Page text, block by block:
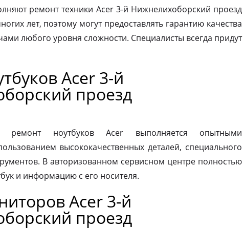
ремонт техники Acer 3-й Нижнелихоборский проезд
лет, поэтому могут предоставлять гарантию качества
любого уровня сложности. Специалисты всегда придут
Acer 3-й
проезд
ремонт ноутбуков Acer выполняется опытными
высококачественных деталей, специального
В авторизованном сервисном центре полностью
и информацию с его носителя.
Acer 3-й
проезд